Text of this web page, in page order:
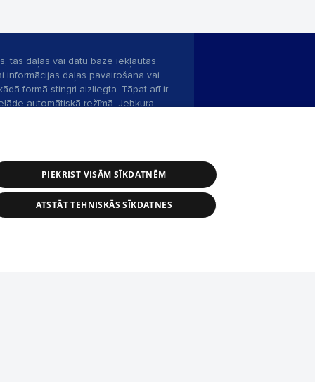
tās daļas vai datu bāzē iekļautās
informācijas daļas pavairošana vai
formā stingri aizliegta. Tāpat arī ir
automātiskā režīmā. Jebkura
dienests: e-pasts -info@1188.lv
Helio Media2004-2026
PIEKRIST VISĀM SĪKDATNĒM
ATSTĀT TEHNISKĀS SĪKDATNES